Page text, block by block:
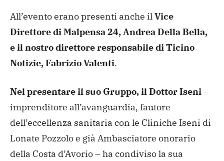
All’evento erano presenti anche ilVice
Direttore di Malpensa 24, Andrea Della Bella,
e il nostro direttore responsabile di Ticino
Notizie, Fabrizio Valenti.
Nel presentare il suo Gruppo, il Dottor Iseni–
imprenditore all’avanguardia, fautore
dell’eccellenza sanitaria con le Cliniche Iseni di
Lonate Pozzolo e già Ambasciatore onorario
della Costa d’Avorio – ha condiviso la sua